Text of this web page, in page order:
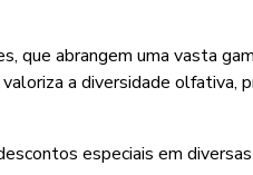
que abrangem uma vasta
a diversidade olfativa,
especiais em